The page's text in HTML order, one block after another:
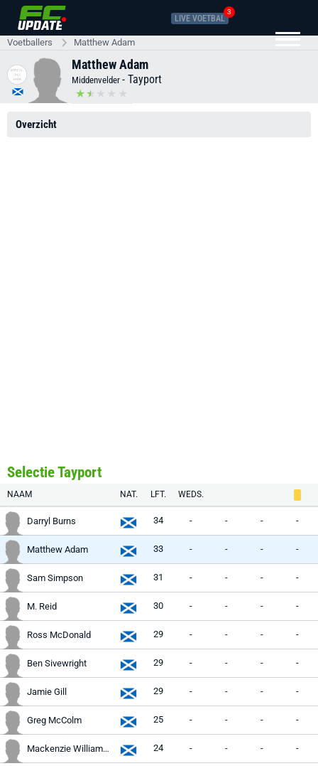
LIVE VOETBAL
3
Voetballers Matthew Adam
Matthew Adam
Middenvelder - Tayport
Overzicht
Selectie Tayport
NAAM NAT. LFT. WEDS.
Darryl Burns 34 - - - -
Matthew Adam 33 - - - -
Sam Simpson 31 - - - -
M. Reid 30 - - - -
Ross McDonald 29 - - - -
Ben Sivewright 29 - - - -
Jamie Gill 29 - - - -
Greg McColm 25 - - - -
Mackenzie Williamson 24 - - - -